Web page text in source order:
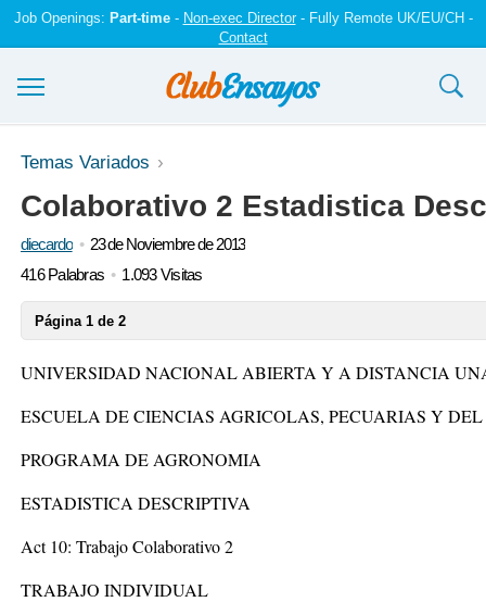
Job Openings: Part-time- Non-exec Director- Fully Remote UK/EU/CH -
Contact
Ensayos y trabajos
Registrarse
Iniciar sesión
Temas Variados
Colaborativo 2 Estadistica
diecardo
23 de Noviembre de 2013
416 Palabras
1.093 Visitas
Página 1 de 2
UNIVERSIDAD NACIONAL ABIERTA Y A DISTANCIA
ESCUELA DE CIENCIAS AGRICOLAS, PECUARIAS Y
PROGRAMA DE AGRONOMIA
ESTADISTICA DESCRIPTIVA
Act 10: Trabajo Colaborativo 2
TRABAJO INDIVIDUAL